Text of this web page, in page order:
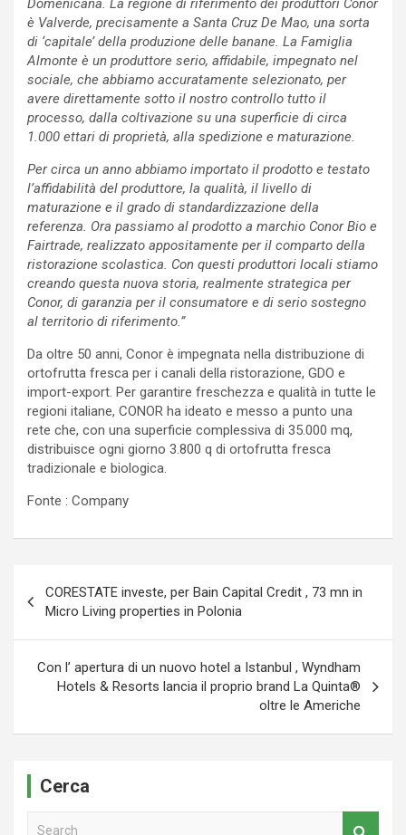
Domenicana. La regione di riferimento dei produttori Conor
è Valverde, precisamente a Santa Cruz De Mao, una sorta
di ‘capitale’ della produzione delle banane. La Famiglia
Almonte è un produttore serio, affidabile, impegnato nel
sociale, che abbiamo accuratamente selezionato, per
avere direttamente sotto il nostro controllo tutto il
processo, dalla coltivazione su una superficie di circa
1.000 ettari di proprietà, alla spedizione e maturazione.
Per circa un anno abbiamo importato il prodotto e testato
l’affidabilità del produttore, la qualità, il livello di
maturazione e il grado di standardizzazione della
referenza. Ora passiamo al prodotto a marchio Conor Bio e
Fairtrade, realizzato appositamente per il comparto della
ristorazione scolastica. Con questi produttori locali stiamo
creando questa nuova storia, realmente strategica per
Conor, di garanzia per il consumatore e di serio sostegno
al territorio di riferimento.”
Da oltre 50 anni, Conor è impegnata nella distribuzione di
ortofrutta fresca per i canali della ristorazione, GDO e
import-export. Per garantire freschezza e qualità in tutte le
regioni italiane, CONOR ha ideato e messo a punto una
rete che, con una superficie complessiva di 35.000 mq,
distribuisce ogni giorno 3.800 q di ortofrutta fresca
tradizionale e biologica.
Fonte : Company
articoli
CORESTATE investe, per Bain Capital Credit , 73 mn in
Micro Living properties in Polonia
Con l’ apertura di un nuovo hotel a Istanbul , Wyndham
Hotels & Resorts lancia il proprio brand La Quinta®
oltre le Americhe
Cerca